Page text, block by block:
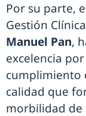
Por su parte,
Gestión
Manuel Pan,
excelencia
cumplimiento
calidad que
morbilidad de